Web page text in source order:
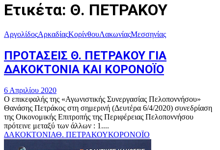
Ετικέτα: Θ. ΠΕΤΡΑΚΟΥ
ΑργολίδοςΑρκαδίαςΚορίνθουΛακωνίαςΜεσσηνίας
ΠΡΟΤΑΣΕΙΣ Θ. ΠΕΤΡΑΚΟΥ ΓΙΑ
ΔΑΚΟΚΤΟΝΙΑ ΚΑΙ ΚΟΡΟΝΟΪΟ
6 Απριλίου 2020
Ο επικεφαλής της «Αγωνιστικής Συνεργασίας Πελοποννήσου»
Θανάσης Πετράκος στη σημερινή (Δευτέρα 6/4/2020) συνεδρίαση
της Οικονομικής Επιτροπής της Περιφέρειας Πελοποννήσου
πρότεινε μεταξύ των άλλων : 1....
ΔΑΚΟΚΤΟΝΙΑΘ. ΠΕΤΡΑΚΟΥΚΟΡΟΝΟΪΟ